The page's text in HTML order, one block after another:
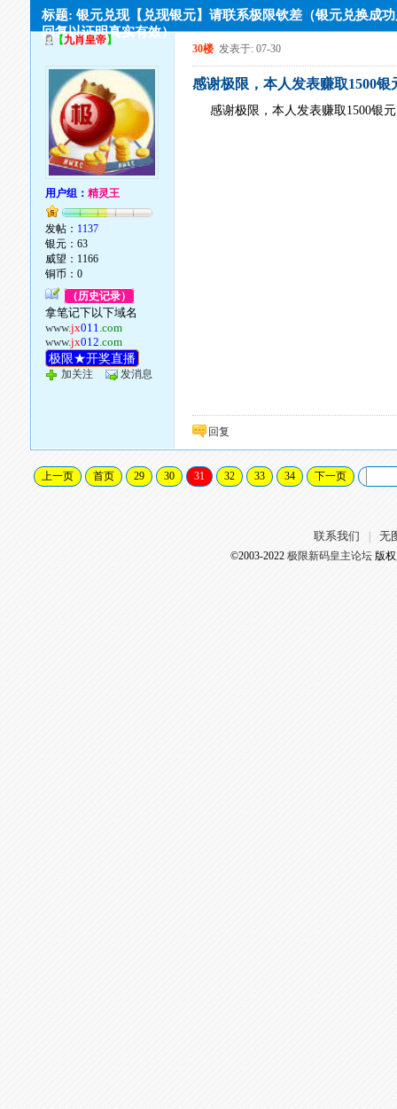
标题: 银元兑现【兑现银元】请联系极限钦差（银元兑换成
回复以证明真实有效）
【九肖皇帝】
用户组：精灵王
发帖： 1137
银元：63
威望：1166
铜币：0
（历史记录）
拿笔记下以下域名
www.jx011.com
www.jx012.com
极限★开奖直播
加关注 发消息
30楼 发表于: 07-30
感谢极限，本人发表赚取1500
感谢极限，本人发表赚取1500银
回复
上一页 首页 29 30 31 32 33 34 下一页
联系我们 无
©2003-2022 极限新码皇主论坛版权